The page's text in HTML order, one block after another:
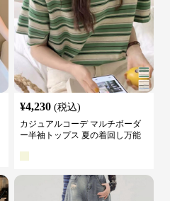
¥4,230 (税込)
カジュアルコーデ マルチボーダ
ー半袖トップス 夏の着回し万能